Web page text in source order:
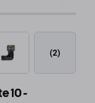
(2)
10 -